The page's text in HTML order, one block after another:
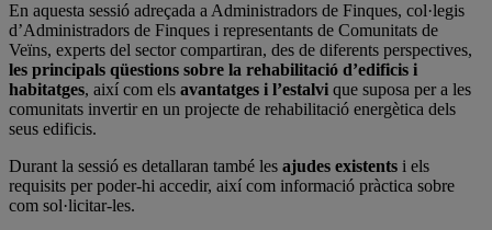
En aquesta sessió adreçada a Administradors de Finques, col·legis
d’Administradors de Finques i representants de Comunitats de
Veïns, experts del sector compartiran, des de diferents perspectives,
les principals qüestions sobre la rehabilitació d’edificis i
habitatges, així com els avantatges i l’estalvi que suposa per a les
comunitats invertir en un projecte de rehabilitació energètica dels
seus edificis.
Durant la sessió es detallaran també les ajudes existents i els
requisits per poder-hi accedir, així com informació pràctica sobre
com sol·licitar-les.